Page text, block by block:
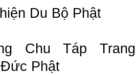
Du Bộ Phật
Chu Táp Trang
Phật